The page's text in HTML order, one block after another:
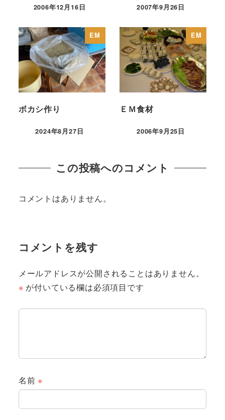
2006年12月16日 2007年9月26日
EM
ボカシ作り
2024年8月27日
EM
ＥＭ食材
2006年9月25日
この投稿へのコメント
コメントはありません。
コメントを残す
メールアドレスが公開されることはありません。
※ が付いている欄は必須項目です
名前※